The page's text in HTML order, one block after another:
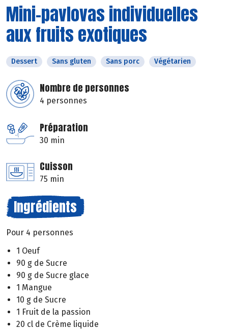
Mini-pavlovas individuelles
aux fruits exotiques
Dessert Sans gluten Sans porc Végétarien
Nombre de personnes
4 personnes
Préparation
30 min
Cuisson
75 min
Ingrédients
Pour 4 personnes
1 Oeuf
90 g de Sucre
90 g de Sucre glace
1 Mangue
10 g de Sucre
1 Fruit de la passion
20 cl de Crème liquide